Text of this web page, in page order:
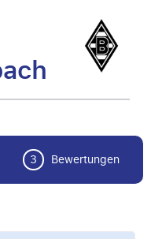
3 Bewertungen